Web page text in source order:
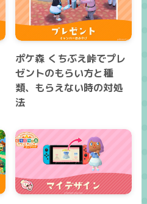
ポケ森 くちぶえ峠でプレ
ゼントのもらい方と種
類、もらえない時の対処
法